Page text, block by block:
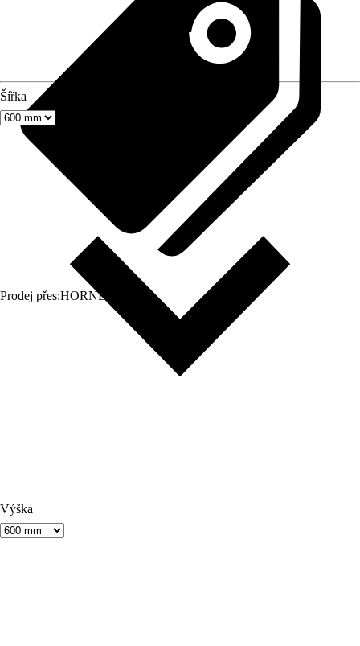
Prodej přes:HORNBACH
Šířka
Výška